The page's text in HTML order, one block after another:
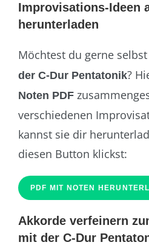
Improvisations-Ideen
herunterladen
Möchtest du gerne selbst
der C-Dur Pentatonik?
Noten PDF
verschiedenen
kannst sie dir
diesen Button klickst:
PDF MIT NOTEN
Akkorde verfeinern
mit der C-Dur